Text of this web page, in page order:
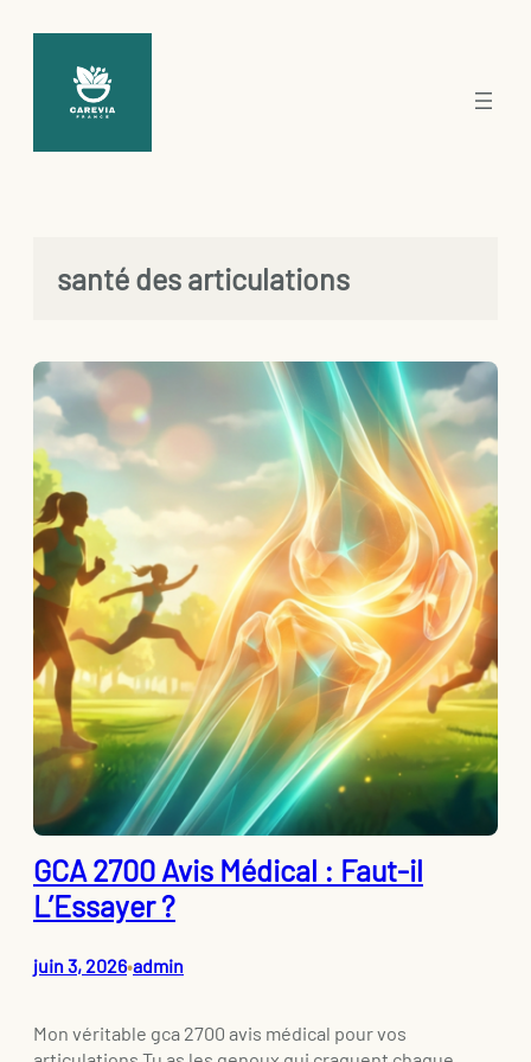
santé des articulations
GCA 2700 Avis Médical : Faut-il
L’Essayer ?
juin 3, 2026•admin
Mon véritable gca 2700 avis médical pour vos